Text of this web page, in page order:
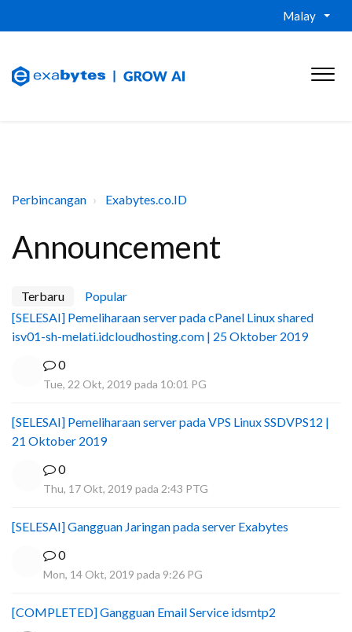
Malay
Perbincangan Exabytes.co.ID
Announcement
Terbaru
Popular
[SELESAI] Pemeliharaan server pada cPanel Linux shared
isv01-sh-melati.idcloudhosting.com | 25 Oktober 2019
0
Tue, 22 Okt, 2019 pada 10:01 PG
[SELESAI] Pemeliharaan server pada VPS Linux SSDVPS12 |
21 Oktober 2019
0
Thu, 17 Okt, 2019 pada 2:43 PTG
[SELESAI] Gangguan Jaringan pada server Exabytes
0
Mon, 14 Okt, 2019 pada 9:26 PG
[COMPLETED] Gangguan Email Service idsmtp2